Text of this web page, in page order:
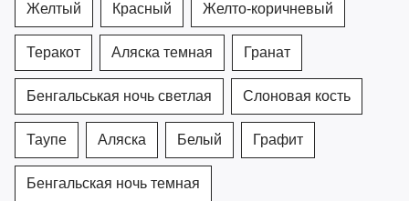
Желтый Красный Желто-коричневый
Теракот Аляска темная Гранат
Бенгальськая ночь светлая Слоновая кость
Таупе Аляска Белый Графит
Бенгальская ночь темная